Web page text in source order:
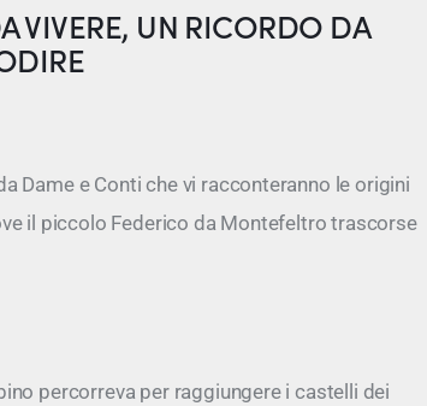
VIVERE, UN RICORDO DA
Dame e Conti che vi racconteranno le origini
il piccolo Federico da Montefeltro trascorse
percorreva per raggiungere i castelli dei